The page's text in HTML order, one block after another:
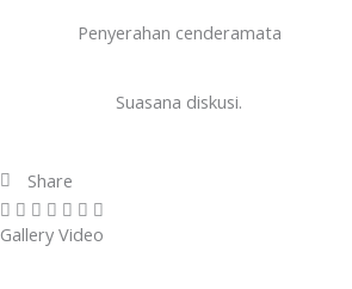
Penyerahan cenderamata
Suasana diskusi.
Share
Gallery Video